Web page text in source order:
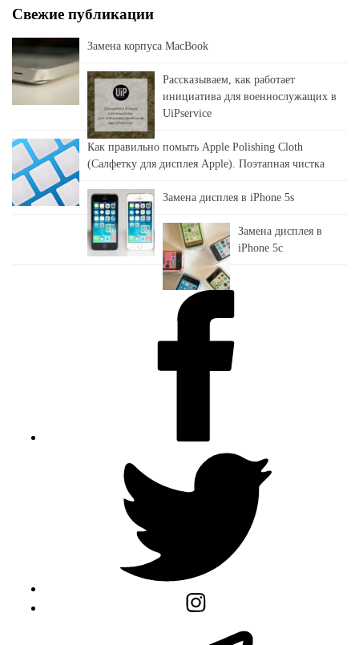
Свежие публикации
Замена корпуса MacBook
Рассказываем, как работает
инициатива для военнослужащих в
UiPservice
Как правильно помыть Apple Polishing Cloth
(Салфетку для дисплея Apple). Поэтапная чистка
Замена дисплея в iPhone 5s
Замена дисплея в
iPhone 5c